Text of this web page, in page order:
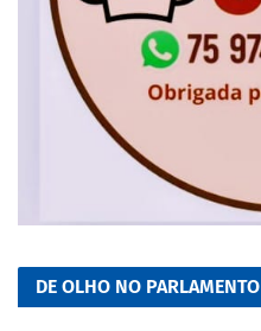
DE OLHO NO PARLAMENTO